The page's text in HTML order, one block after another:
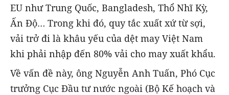
EU như Trung Quốc, Bangladesh, Thổ Nhĩ Kỳ,
Ấn Độ… Trong khi đó, quy tắc xuất xứ từ sợi,
vải trở đi là khâu yếu của dệt may Việt Nam
khi phải nhập đến 80% vải cho may xuất khẩu.
Về vấn đề này, ông Nguyễn Anh Tuấn, Phó Cục
trưởng Cục Đầu tư nước ngoài (Bộ Kế hoạch và